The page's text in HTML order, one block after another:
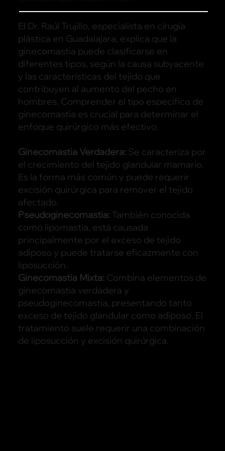
El Dr. Raúl Trujillo, especialista en cirugía
plástica en Guadalajara, explica que la
ginecomastia puede clasificarse en
diferentes tipos, según la causa subyacente
y las características del tejido que
contribuyen al aumento del pecho en
hombres. Comprender el tipo específico de
ginecomastia es crucial para determinar el
enfoque quirúrgico más efectivo.
Ginecomastia Verdadera:Se caracteriza por
el crecimiento del tejido glandular mamario.
Es la forma más común y puede requerir
excisión quirúrgica para remover el tejido
afectado.
Pseudoginecomastia:También conocida
como lipomastia, está causada
principalmente por el exceso de tejido
adiposo y puede tratarse eficazmente con
liposucción.
Ginecomastia Mixta:Combina elementos de
ginecomastia verdadera y
pseudoginecomastia, presentando tanto
exceso de tejido glandular como adiposo. El
tratamiento suele requerir una combinación
de liposucción y excisión quirúrgica.